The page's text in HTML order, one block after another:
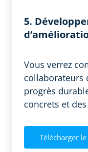
5.
Vous verrez
collaborateurs
progrès
concrets et
Télécharger